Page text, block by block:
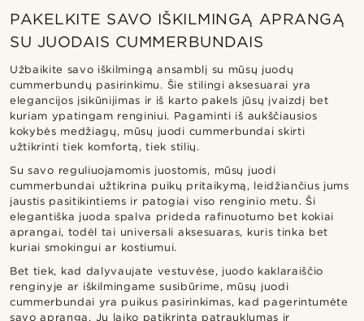
PAKELKITE SAVO IŠKILMINGĄ APRANGĄ
SU JUODAIS CUMMERBUNDAIS
Užbaikite savo iškilmingą ansamblį su mūsų juodų
cummerbundų pasirinkimu. Šie stilingi aksesuarai yra
elegancijos įsikūnijimas ir iš karto pakels jūsų įvaizdį bet
kuriam ypatingam renginiui. Pagaminti iš aukščiausios
kokybės medžiagų, mūsų juodi cummerbundai skirti
užtikrinti tiek komfortą, tiek stilių.
Su savo reguliuojamomis juostomis, mūsų juodi
cummerbundai užtikrina puikų pritaikymą, leidžiančius jums
jaustis pasitikintiems ir patogiai viso renginio metu. Ši
elegantiška juoda spalva prideda rafinuotumo bet kokiai
aprangai, todėl tai universali aksesuaras, kuris tinka bet
kuriai smokingui ar kostiumui.
Bet tiek, kad dalyvaujate vestuvėse, juodo kaklaraiščio
renginyje ar iškilmingame susibūrime, mūsų juodi
cummerbundai yra puikus pasirinkimas, kad pagerintumėte
savo aprangą. Jų laiko patikrinta patrauklumas ir